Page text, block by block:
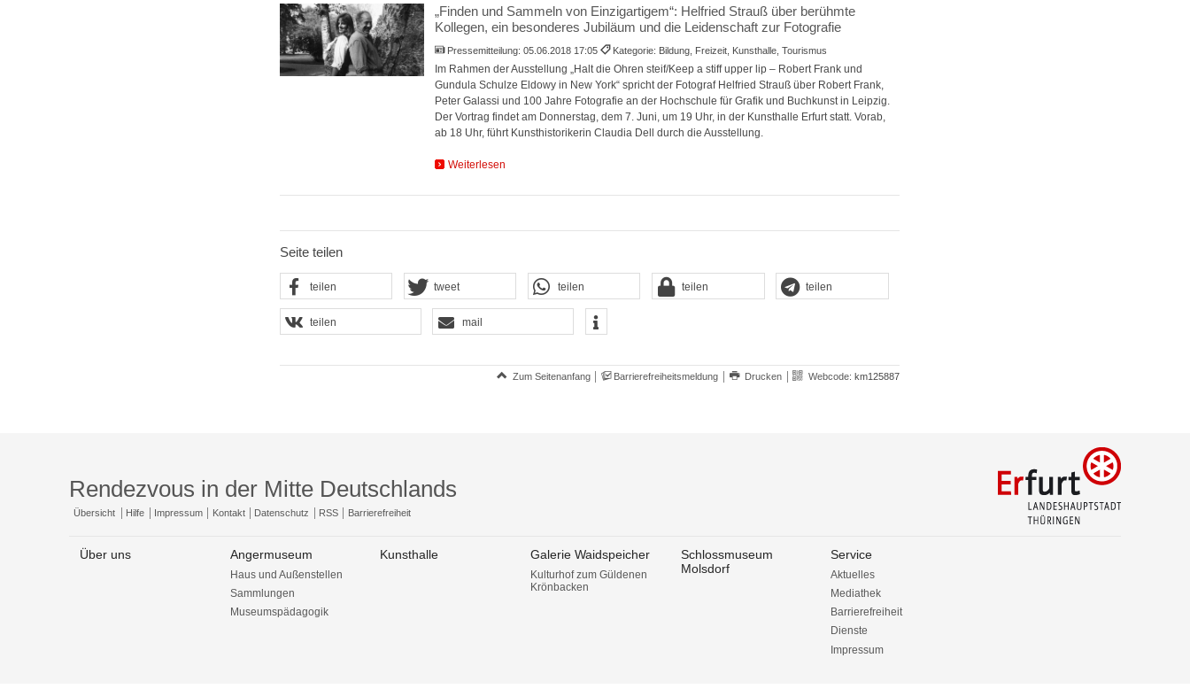
„Finden und Sammeln von Einzigartigem“: Helfried Strauß über berühmte
Kollegen, ein besonderes Jubiläum und die Leidenschaft zur Fotografie
Pressemitteilung:05.06.2018 17:05 Kategorie: Bildung, Freizeit, Kunsthalle, Tourismus
Im Rahmen der Ausstellung „Halt die Ohren steif/Keep a stiff upper lip – Robert Frank und
Gundula Schulze Eldowy in New York“ spricht der Fotograf Helfried Strauß über Robert Frank,
Peter Galassi und 100 Jahre Fotografie an der Hochschule für Grafik und Buchkunst in Leipzig.
Der Vortrag findet am Donnerstag, dem 7. Juni, um 19 Uhr, in der Kunsthalle Erfurt statt. Vorab,
ab 18 Uhr, führt Kunsthistorikerin Claudia Dell durch die Ausstellung.
Weiterlesen
Seite teilen
teilen tweet teilen teilen teilen
teilen mail
Zum Seitenanfang Barrierefreiheitsmeldung Drucken Webcode: km125887
Rendezvous in der Mitte Deutschlands
Übersicht Hilfe Impressum Kontakt Datenschutz RSS Barrierefreiheit
Über uns Angermuseum
Haus und Außenstellen
Sammlungen
Museumspädagogik
Kunsthalle Galerie Waidspeicher
Kulturhof zum Güldenen
Krönbacken
Schlossmuseum
Molsdorf
Service
Aktuelles
Mediathek
Barrierefreiheit
Dienste
Impressum